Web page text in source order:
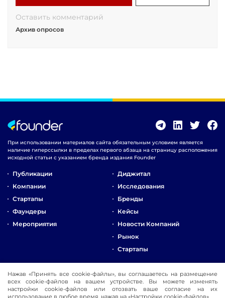
Оставить комментарий
Архив опросов
При использовании материалов сайта обязательным условием является
наличие гиперссылки в пределах первого абзаца на страницу расположения
исходной статьи с указанием бренда издания Founder
Публикации
Компании
Стартапы
Фаундеры
Мероприятия
Диджитал
Исследования
Бренды
Кейсы
Новости Компаний
Рынок
Стартапы
Реклама
Контакты
Нажав «Принять все cookie-файлы», вы соглашаетесь на размещение
всех cookie-файлов на вашем устройстве. Вы можете изменять
настройки cookie-файлов или отозвать ваше согласие на их
использование в любое время, нажав на «Настройки cookie-файлов».